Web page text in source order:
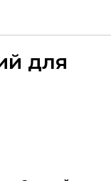
для